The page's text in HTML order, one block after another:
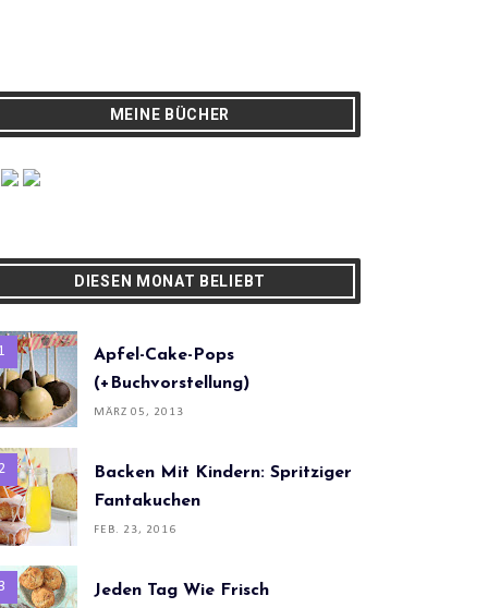
MEINE BÜCHER
DIESEN MONAT BELIEBT
Apfel-Cake-Pops
(+Buchvorstellung)
MÄRZ 05, 2013
Backen Mit Kindern: Spritziger
Fantakuchen
FEB. 23, 2016
Jeden Tag Wie Frisch